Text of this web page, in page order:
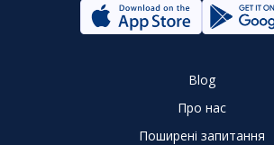
Blog
Про нас
Поширені запитання